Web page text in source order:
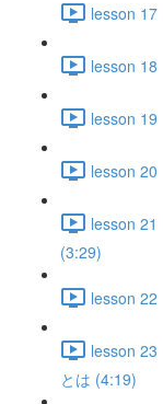
lesson
lesson
lesson
lesson
lesson
(3:29)
lesson
lesson
とは (4:19)